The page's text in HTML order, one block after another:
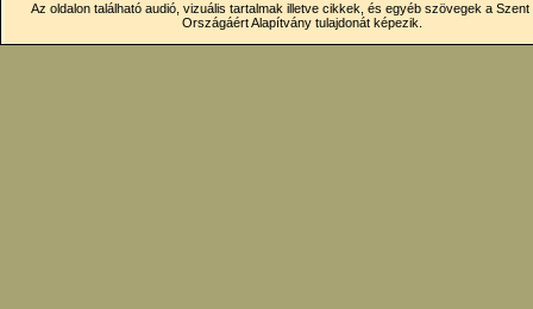
Az oldalon található audió, vizuális tartalmak illetve cikkek, és egyéb szövegek a Szent
Országáért Alapítvány tulajdonát képezik.